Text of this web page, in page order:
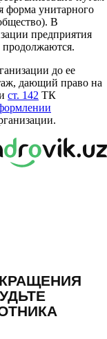
форма унитарного
В
предприятия
продолжаются.
до ее
дающий право на
ст. 142 ТК